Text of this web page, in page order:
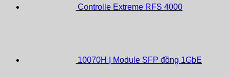
Controlle Extreme RFS 4000
10070H | Module SFP đồng 1GbE